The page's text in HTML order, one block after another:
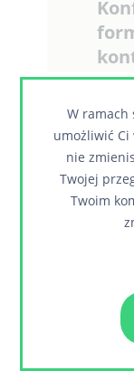
W ramach
umożliwić Ci
nie
Twojej
Twoim